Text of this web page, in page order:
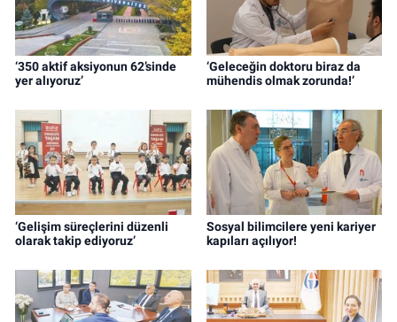
‘350 aktif aksiyonun 62’sinde
yer alıyoruz’
‘Geleceğin doktoru biraz da
mühendis olmak zorunda!’
‘Gelişim süreçlerini düzenli
olarak takip ediyoruz’
Sosyal bilimcilere yeni kariyer
kapıları açılıyor!